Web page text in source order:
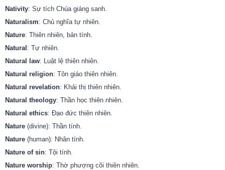
Nativity: Sự tích Chúa giáng sanh.
Naturalism: Chủ nghĩa tự nhiên.
Nature: Thiên nhiên, bản tính.
Natural : Tự nhiên.
Natural law: Luật lệ thiên nhiên.
Natural religion: Tôn giáo thiên nhiên.
Natural revelation: Khải thị thiên nhiên.
Natural theology: Thần học thiên nhiên.
Natural ethics: Đạo đức thiên nhiên.
Nature (divine): Thần tính.
Nature (human): Nhân tính.
Nature of sin: Tội tính.
Nature worship: Thờ phượng cõi thiên nhiên.